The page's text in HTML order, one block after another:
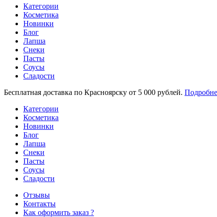
Категории
Косметика
Новинки
Блог
Лапша
Снеки
Пасты
Соусы
Сладости
Бесплатная доставка по Красноярску от 5 000 рублей.
Категории
Косметика
Новинки
Блог
Лапша
Снеки
Пасты
Соусы
Сладости
Отзывы
Контакты
Как оформить заказ ?